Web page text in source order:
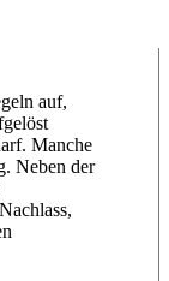
auf,
Manche
Neben der